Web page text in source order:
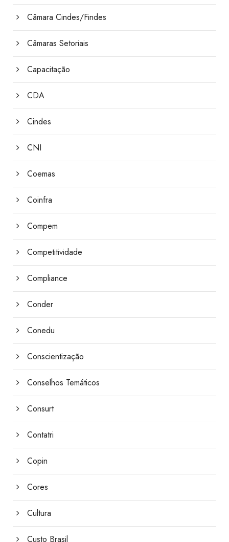
Câmara Cindes/Findes
Câmaras Setoriais
Capacitação
CDA
Cindes
CNI
Coemas
Coinfra
Compem
Competitividade
Compliance
Conder
Conedu
Conscientização
Conselhos Temáticos
Consurt
Contatri
Copin
Cores
Cultura
Custo Brasil